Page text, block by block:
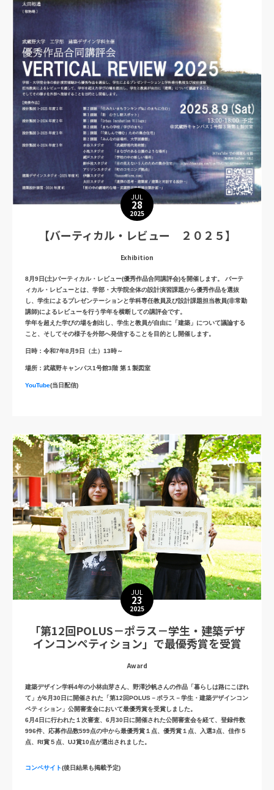
JUL
建築デザイン学科パンフレットVol.3
News
令和７年度版の学科パンフレットが完成しました。下記サイトからご覧ください
右上のメニューアイコンのEVENTから学科パンフレット Vol.3でも閲覧できます
建築デザイン学科パンフレット Vol.3
JUL
28
2025
【バーティカル・レビュー ２０２５】
Exhibition
8月9日(土)バーティカル・レビュー(優秀作品合同講評会)を開催します。 バーテ
ィカル・レビューとは、学部・大学院全体の設計演習課題から優秀作品を選抜
し、学生によるプレゼンテーションと学科専任教員及び設計課題担当教員(非常勤
講師)によるレビューを行う学年を横断しての講評会です。
学年を超えた学びの場を創出し、学生と教員が自由に「建築」について議論する
こと、そしてその様子を外部へ発信することを目的とし開催します。
日時：令和7年8月9日（土）13時～
場所：武蔵野キャンパス1号館3階 第１製図室
YouTube(当日配信)
JUL
23
2025
「第12回POLUS－ポラス－学生・建築デザ
インコンペティション」で最優秀賞を受賞
Award
建築デザイン学科4年の小林由芽さん、野澤沙帆さんの作品「暮らしは路にこぼれ
て」が6月30日に開催された「第12回POLUS－ポラス－学生・建築デザインコン
ペティション」公開審査会において最優秀賞を受賞しました。
6月4日に行われた１次審査、6月30日に開催された公開審査会を経て、登録件数
996件、応募作品数599点の中から最優秀賞１点、優秀賞１点、入選3点、佳作５
点、RI賞５点、UJ賞10点が選出されました。
コンペサイト(後日結果も掲載予定)